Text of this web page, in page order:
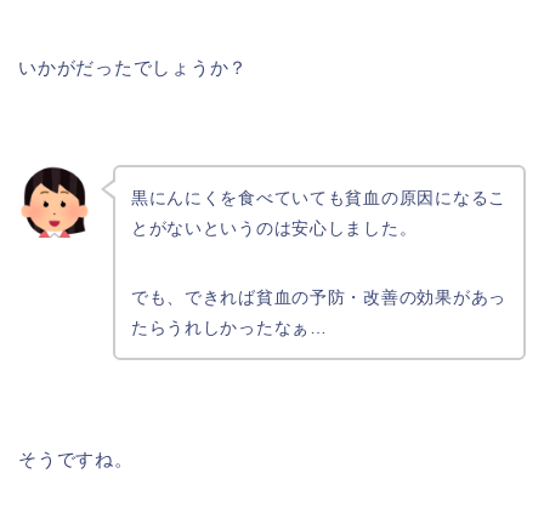
いかがだったでしょうか？
黒にんにくを食べていても貧血の原因になるこ
とがないというのは安心しました。
でも、できれば貧血の予防・改善の効果があっ
たらうれしかったなぁ…
そうですね。